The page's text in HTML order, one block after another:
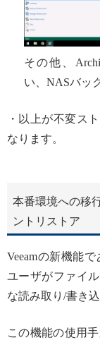
その他、
い、NASバッ
・以上が不変ス
なります。
本番環境への移
ントリストア
Veeamの新機能
ユーザがファイ
な読み取り/書き
この機能の使用